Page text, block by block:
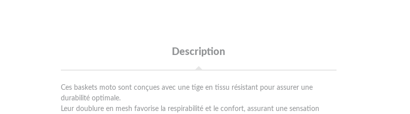
Description
Ces baskets moto sont conçues avec une tige en tissu résistant pour assurer une
durabilité optimale.
Leur doublure en mesh favorise la respirabilité et le confort, assurant une sensation